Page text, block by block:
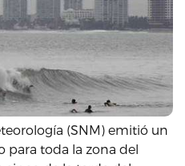
(SNM) emitió un
para toda la zona del